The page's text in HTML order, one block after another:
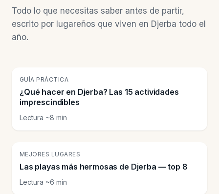
Todo lo que necesitas saber antes de partir,
escrito por lugareños que viven en Djerba todo el
año.
🏝️
GUÍA PRÁCTICA
¿Qué hacer en Djerba? Las 15 actividades
imprescindibles
Lectura ~8 min
🏖️
MEJORES LUGARES
Las playas más hermosas de Djerba — top 8
Lectura ~6 min